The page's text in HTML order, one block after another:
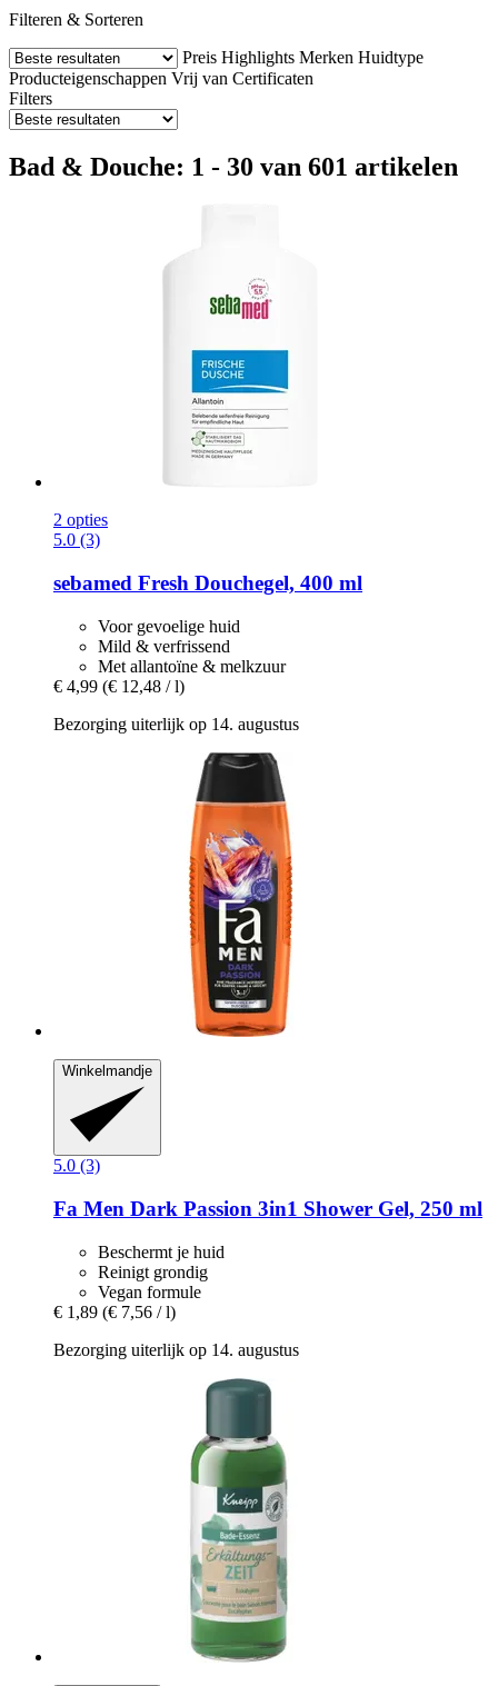
Filteren & Sorteren
Preis Highlights Merken Huidtype
Producteigenschappen Vrij van Certificaten
Filters
Bad & Douche: 1 - 30 van 601 artikelen
2 opties
5.0 (3)
sebamed Fresh Douchegel, 400 ml
Voor gevoelige huid
Mild & verfrissend
Met allantoïne & melkzuur
€ 4,99 (€ 12,48 / l)
Bezorging uiterlijk op 14. augustus
Winkelmandje
5.0 (3)
Fa Men Dark Passion 3in1 Shower Gel, 250 ml
Beschermt je huid
Reinigt grondig
Vegan formule
€ 1,89 (€ 7,56 / l)
Bezorging uiterlijk op 14. augustus